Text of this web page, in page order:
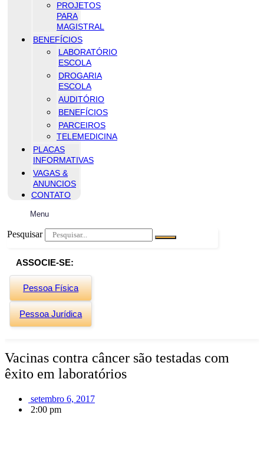
PROJETOS
PARA
MAGISTRAL
BENEFÍCIOS
LABORATÓRIO
ESCOLA
DROGARIA
ESCOLA
AUDITÓRIO
BENEFÍCIOS
PARCEIROS
TELEMEDICINA
PLACAS
INFORMATIVAS
VAGAS &
ANUNCIOS
CONTATO
Menu
Pesquisar
ASSOCIE-SE:
Pessoa Física
Pessoa Jurídica
Vacinas contra câncer são testadas com
êxito em laboratórios
setembro 6, 2017
2:00 pm